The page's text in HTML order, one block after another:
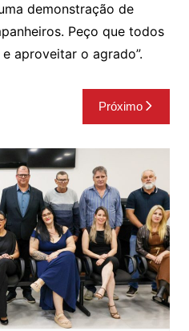
demonstração de
Peço que todos
aproveitar o agrado”.
Próximo